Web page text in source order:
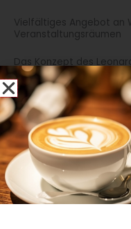
Vielfältiges Angebot an
Veranstaltungsräumen
Das Konzept des
Ansprüche von
Bedürfnisse von
Wellnessbereich mit
bietet den Gästen die
Tag zu entspannen.
nutzbare
für Tagungen,
Anlässeeignen.